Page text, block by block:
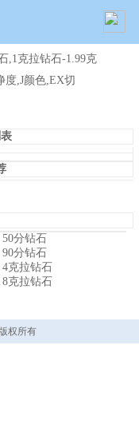
,1克拉钻石-1.99克
度,J颜色,EX切
50分钻石
90分钻石
4克拉钻石
8克拉钻石
权所有